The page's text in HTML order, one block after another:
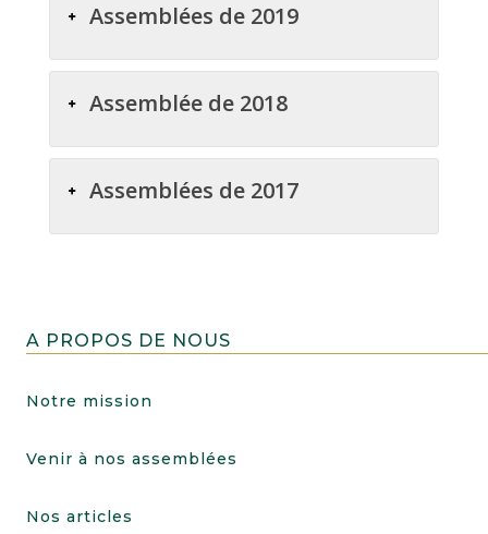
Assemblées de 2019
Assemblée de 2018
Assemblées de 2017
A PROPOS DE NOUS
Notre mission
Venir à nos assemblées
Nos articles